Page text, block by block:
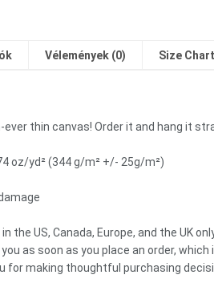
Vélemények (0) Size Chart
thin canvas! Order it and hang it
oz/yd² (344 g/m² +/- 25g/m²)
the US, Canada, Europe, and the UK
as soon as you place an order,
for making thoughtful purchasing